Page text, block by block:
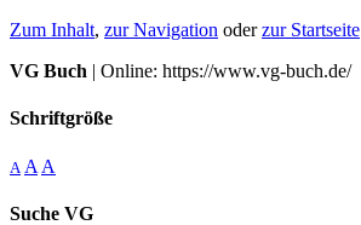
Zum Inhalt, zur Navigation oderzur Startseite
VG Buch | Online: https://www.vg-buch.de/
Schriftgröße
A A A
Suche VG